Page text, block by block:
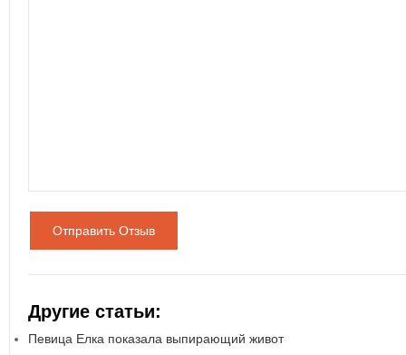
Отправить Отзыв
Другие статьи:
Певица Елка показала выпирающий живот